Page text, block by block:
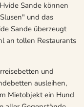
Sande können
und das
Sande überzeugt
an tollen Restaurants
und
ausleihen,
Mietobjekt ein Hund